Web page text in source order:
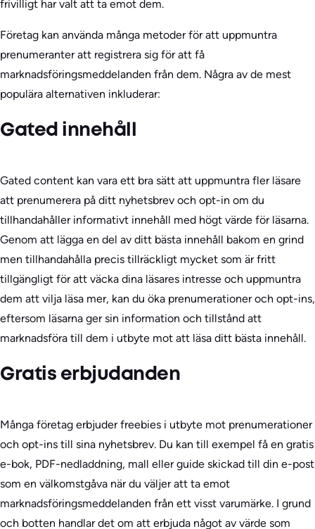
frivilligt har valt att ta emot dem.
Företag kan använda många metoder för att uppmuntra
prenumeranter att registrera sig för att få
marknadsföringsmeddelanden från dem. Några av de mest
populära alternativen inkluderar:
Gated innehåll
Gated content kan vara ett bra sätt att uppmuntra fler läsare
att prenumerera på ditt nyhetsbrev och opt-in om du
tillhandahåller informativt innehåll med högt värde för läsarna.
Genom att lägga en del av ditt bästa innehåll bakom en grind
men tillhandahålla precis tillräckligt mycket som är fritt
tillgängligt för att väcka dina läsares intresse och uppmuntra
dem att vilja läsa mer, kan du öka prenumerationer och opt-ins,
eftersom läsarna ger sin information och tillstånd att
marknadsföra till dem i utbyte mot att läsa ditt bästa innehåll.
Gratis erbjudanden
Många företag erbjuder freebies i utbyte mot prenumerationer
och opt-ins till sina nyhetsbrev. Du kan till exempel få en gratis
e-bok, PDF-nedladdning, mall eller guide skickad till din e-post
som en välkomstgåva när du väljer att ta emot
marknadsföringsmeddelanden från ett visst varumärke. I grund
och botten handlar det om att erbjuda något av värde som